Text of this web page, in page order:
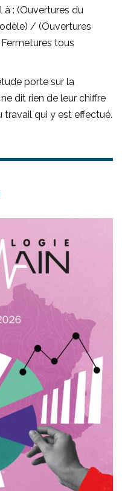
bénéfique
large de
à : (Ouvertures du
/ (Ouvertures
tous
porte sur la
dit rien de leur chiffre
travail qui y est effectué.